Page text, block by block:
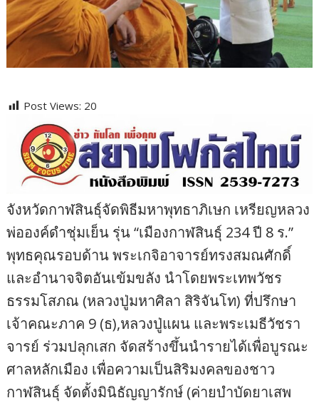
Post Views: 20
จังหวัดกาฬสินธุ์จัดพิธีมหาพุทธาภิเษก เหรียญหลวง
พ่อองค์ดำชุ่มเย็น รุ่น “เมืองกาฬสินธุ์ 234 ปี 8 ร.”
พุทธคุณรอบด้าน พระเกจิอาจารย์ทรงสมณศักดิ์
และอำนาจจิตอันเข้มขลัง นำโดยพระเทพวัชร
ธรรมโสภณ (หลวงปู่มหาศิลา สิริจันโท) ที่ปรึกษา
เจ้าคณะภาค 9 (ธ),หลวงปู่แผน และพระเมธีวัชรา
จารย์ ร่วมปลุกเสก จัดสร้างขึ้นนำรายได้เพื่อบูรณะ
ศาลหลักเมือง เพื่อความเป็นสิริมงคลของชาว
กาฬสินธุ์ จัดตั้งมินิธัญญารักษ์ (ค่ายบำบัดยาเสพ